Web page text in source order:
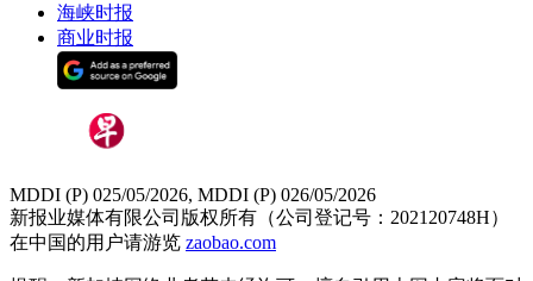
海峡时报
商业时报
MDDI (P) 025/05/2026, MDDI (P) 026/05/2026
新报业媒体有限公司版权所有（公司登记号：202120748H）
在中国的用户请游览 zaobao.com